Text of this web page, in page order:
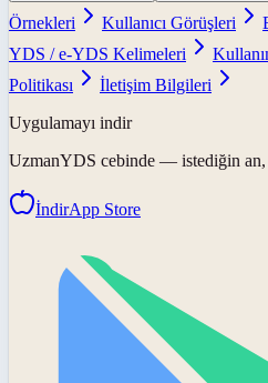
Örnekleri
Kullanıcı Görüşleri
YDS / e-YDS Kelimeleri
Politikası
İletişim Bilgileri
Uygulamayı indir
UzmanYDS cebinde — istediğin an,
İndirApp Store